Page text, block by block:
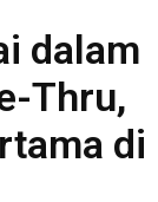
dalam
Thru,
di